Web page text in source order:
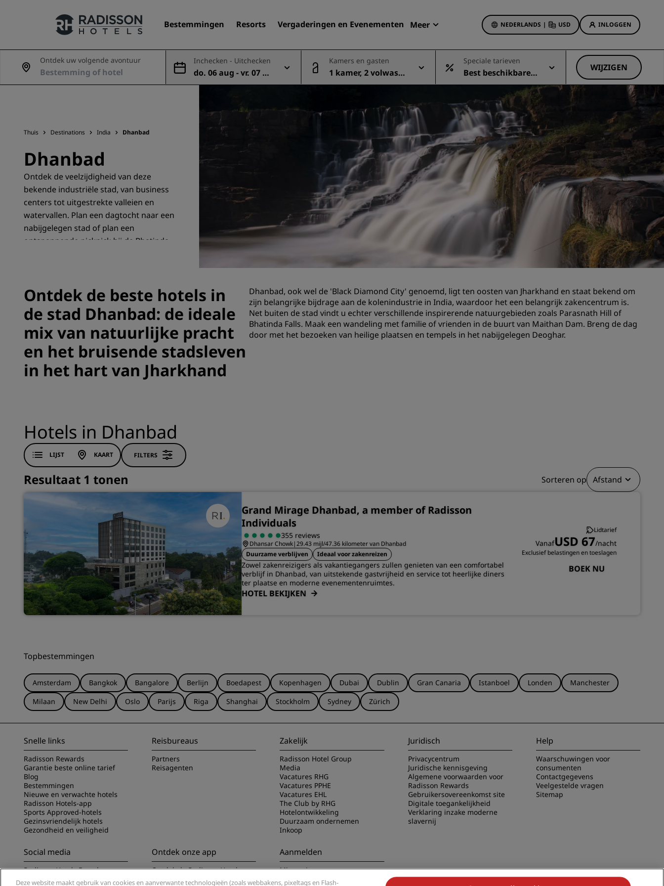
Bestemmingen Resorts Vergaderingen en Evenementen Meer
Aanbiedingen
Radisson Rewards
Mijn boekingen
NEDERLANDS | USD INLOGGEN
Onze merken
Uw hortel zoeken
Resorts
Serviceappartementen
Luchthavenhotels
Nieuwe toekomstige hotels
Vergaderingen en
evenementen
Ontdek Radisson Meetings
Boek een vergaderruimte
Evenementbestemmingen
Vluchten zoeken
Vluchten zoeken
Hotelaanbiedingen
Ontdek onze deals
Het is direct raak
Deals of the Day
Vooruitboeken
Bekijk onze arrangementen
Reisideeën
Gezinsvriendelijke hotels
Rad Pets
Bruiloftslocaties
Duurzame verblijven
Sportteams verblijven
Hotels in het stadscentrum
Bezoek onze blog
Radisson Rewards
Ontdek uw volgende avontuur Inchecken - Uitchecken
do. 06 aug - vr. 07 au
g
Kamers en gasten
1 kamer, 2 volwasse
nen
Speciale tarieven
Best beschikbare t
arief
WIJZIGEN
Thuis Destinations India Dhanbad
Dhanbad
Ontdek de veelzijdigheid van deze
bekende industriële stad, van business
centers tot uitgestrekte valleien en
watervallen. Plan een dagtocht naar een
nabijgelegen stad of plan een
ontspannende picknick bij de Bhatinda-
Ontdek de beste hotels in
de stad Dhanbad: de ideale
mix van natuurlijke pracht
en het bruisende stadsleven
in het hart van Jharkhand
Dhanbad, ook wel de 'Black Diamond City' genoemd, ligt ten oosten van Jharkhand en staat bekend om
zijn belangrijke bijdrage aan de kolenindustrie in India, waardoor het een belangrijk zakencentrum is.
Net buiten de stad vindt u echter verschillende inspirerende natuurgebieden zoals Parasnath Hill of
Bhatinda Falls. Maak een wandeling met familie of vrienden in de buurt van Maithan Dam. Breng de dag
door met het bezoeken van heilige plaatsen en tempels in het nabijgelegen Deoghar.
Hotels in Dhanbad
LIJST KAART FILTERS
Resultaat 1 tonen Sorteren op Afstand
Grand Mirage Dhanbad, a member of Radisson
Individuals
355 reviews
Dhansar Chowk|29.43 mijl/47.36 kilometer van Dhanbad
Duurzame verblijven
Ideaal voor zakenreizen
Zowel zakenreizigers als vakantiegangers zullen genieten van een comfortabel
verblijf in Dhanbad, van uitstekende gastvrijheid en service tot heerlijke diners
ter plaatse en moderne evenementenruimtes.
HOTEL BEKIJKEN
Lidtarief
VanafUSD 67/nacht
Exclusief belastingen en toeslagen
BOEK NU
Topbestemmingen
Amsterdam Bangkok Bangalore Berlijn Boedapest Kopenhagen Dubai Dublin Gran Canaria Istanboel Londen
Manchester
Milaan
New Delhi Oslo Parijs Riga Shanghai Stockholm Sydney Zürich
Snelle links
Radisson Rewards
Garantie beste online tarief
Blog
Bestemmingen
Nieuwe en verwachte hotels
Radisson Hotels-app
Sports Approved-hotels
Gezinsvriendelijk hotels
Gezondheid en veiligheid
Reisbureaus
Partners
Reisagenten
Zakelijk
Radisson Hotel Group
Media
Vacatures RHG
Vacatures PPHE
Vacatures EHL
The Club by RHG
Hotelontwikkeling
Duurzaam ondernemen
Inkoop
Juridisch
Privacycentrum
Juridische kennisgeving
Algemene voorwaarden voor
Radisson Rewards
Gebruikersovereenkomst site
Digitale toegankelijkheid
Verklaring inzake moderne
slavernij
Help
Waarschuwingen voor
consumenten
Contactgegevens
Veelgestelde vragen
Sitemap
Social media
Radisson Hotels Brands
Ontdek onze app
Ontdek de Radisson Hotels app
Aanmelden
Mis nooit meer onze
populairste aanbiedingen
Deze website maakt gebruik van cookies en aanverwante technologieën (zoals webbakens, pixeltags en Flash-